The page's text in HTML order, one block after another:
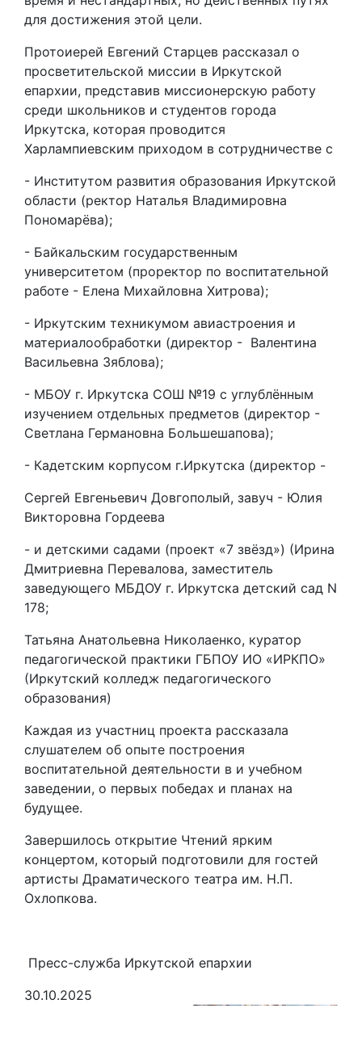
для достижения этой цели.
Протоиерей Евгений Старцев рассказал о
просветительской миссии в Иркутской
епархии, представив миссионерскую работу
среди школьников и студентов города
Иркутска, которая проводится
Харлампиевским приходом в сотрудничестве с
- Институтом развития образования Иркутской
области (ректор Наталья Владимировна
Пономарëва);
- Байкальским государственным
университетом (проректор по воспитательной
работе - Елена Михайловна Хитрова);
- Иркутским техникумом авиастроения и
материалообработки (директор - Валентина
Васильевна Зяблова);
- МБОУ г. Иркутска СОШ №19 с углублëнным
изучением отдельных предметов (директор -
Светлана Германовна Большешапова);
- Кадетским корпусом г.Иркутска (директор -
Сергей Евгеньевич Довгополый, завуч - Юлия
Викторовна Гордеева
- и детскими садами (проект «7 звёзд») (Ирина
Дмитриевна Перевалова, заместитель
заведующего МБДОУ г. Иркутска детский сад N
178;
Татьяна Анатольевна Николаенко, куратор
педагогической практики ГБПОУ ИО «ИРКПО»
(Иркутский колледж педагогического
образования)
Каждая из участниц проекта рассказала
слушателем об опыте построения
воспитательной деятельности в и учебном
заведении, о первых победах и планах на
будущее.
Завершилось открытие Чтений ярким
концертом, который подготовили для гостей
артисты Драматического театра им. Н.П.
Охлопкова.
Пресс-служба Иркутской епархии
30.10.2025